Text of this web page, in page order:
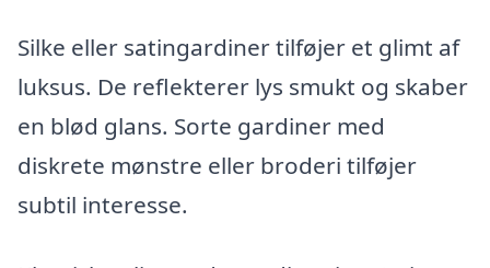
Silke eller satingardiner tilføjer et glimt af
luksus. De reflekterer lys smukt og skaber
en blød glans. Sorte gardiner med
diskrete mønstre eller broderi tilføjer
subtil interesse.